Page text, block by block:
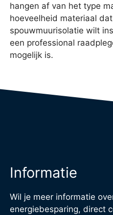
hangen af van het type
hoeveelheid materiaal
spouwmuurisolatie wilt
een professional
mogelijk is.
Informatie
Wil je meer informatie
energiebesparing, direct